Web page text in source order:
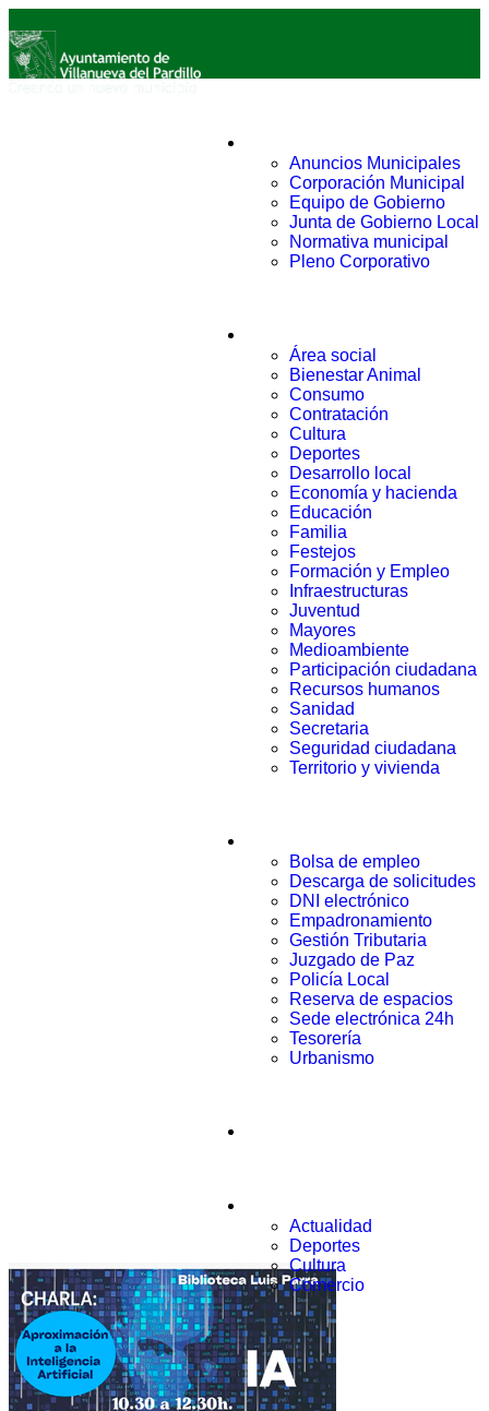
Anuncios Municipales
Corporación Municipal
Equipo de Gobierno
Junta de Gobierno Local
Normativa municipal
Pleno Corporativo
Área social
Bienestar Animal
Consumo
Contratación
Cultura
Deportes
Desarrollo local
Economía y hacienda
Educación
Familia
Festejos
Formación y Empleo
Infraestructuras
Juventud
Mayores
Medioambiente
Participación ciudadana
Recursos humanos
Sanidad
Secretaria
Seguridad ciudadana
Territorio y vivienda
Bolsa de empleo
Descarga de solicitudes
DNI electrónico
Empadronamiento
Gestión Tributaria
Juzgado de Paz
Policía Local
Reserva de espacios
Sede electrónica 24h
Tesorería
Urbanismo
Actualidad
Deportes
Cultura
Comercio